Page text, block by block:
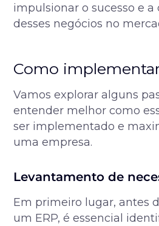
impulsionar o sucesso e
desses negócios no
Como
Vamos explorar alguns
entender melhor como
ser implementado e
uma empresa.
Levantamento de
Em primeiro lugar, antes
um ERP, é essencial